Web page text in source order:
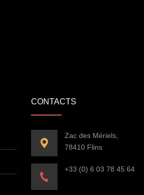
CONTACTS
Zac des Mériels,
78410 Flins
+33 (0) 6 03 78 45 64